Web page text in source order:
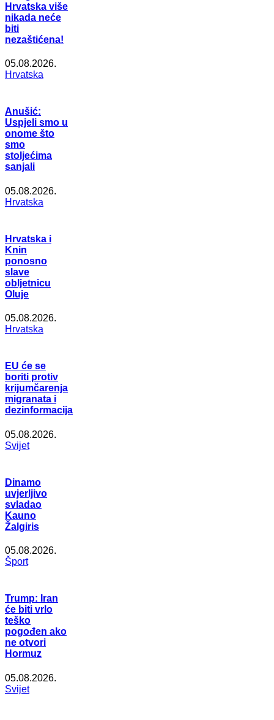
Hrvatska više
nikada neće
biti
nezaštićena!
05.08.2026.
Hrvatska
Anušić:
Uspjeli smo u
onome što
smo
stoljećima
sanjali
05.08.2026.
Hrvatska
Hrvatska i
Knin
ponosno
slave
obljetnicu
Oluje
05.08.2026.
Hrvatska
EU će se
boriti protiv
krijumčarenja
migranata i
dezinformacija
05.08.2026.
Svijet
Dinamo
uvjerljivo
svladao
Kauno
Žalgiris
05.08.2026.
Šport
Trump: Iran
će biti vrlo
teško
pogođen ako
ne otvori
Hormuz
05.08.2026.
Svijet